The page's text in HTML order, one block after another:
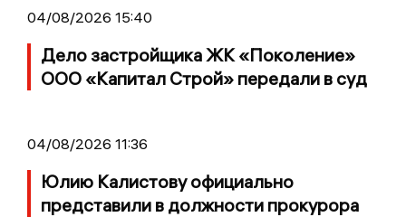
04/08/2026 15:40
Дело застройщика ЖК «Поколение»
ООО «Капитал Строй» передали в суд
04/08/2026 11:36
Юлию Калистову официально
представили в должности прокурора